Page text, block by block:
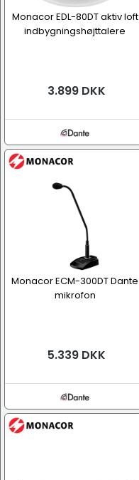
Monacor EDL-80DT aktiv loft
indbygningshøjttalere
3.899 DKK
Monacor ECM-300DT Dante
mikrofon
5.339 DKK